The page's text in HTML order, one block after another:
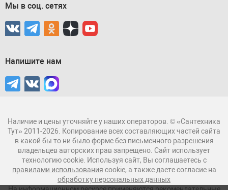
Мы в соц. сетях
Напишите нам
Наличие и цены уточняйте у наших операторов. © «Сантехника
Тут» 2011-2026. Копирование всех составляющих частей сайта
в какой бы то ни было форме без письменного разрешения
владельцев авторских прав запрещено. Сайт использует
технологию cookie. Используя сайт, Вы соглашаетесь с
правилами использования cookie, а также даете согласие на
обработку персональных данных